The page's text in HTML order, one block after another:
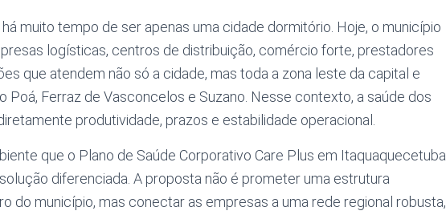
muito tempo de ser apenas uma cidade dormitório. Hoje, o município
logísticas, centros de distribuição, comércio forte, prestadores
que atendem não só a cidade, mas toda a zona leste da capital e
Poá, Ferraz de Vasconcelos e Suzano. Nesse contexto, a saúde dos
produtividade, prazos e estabilidade operacional.
que o Plano de Saúde Corporativo Care Plus em Itaquaquecetuba
diferenciada. A proposta não é prometer uma estrutura
do município, mas conectar as empresas a uma rede regional robusta,